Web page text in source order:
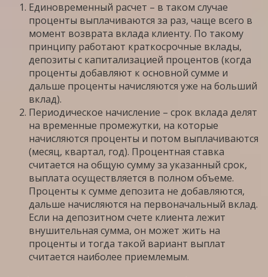
Единовременный расчет – в таком случае
проценты выплачиваются за раз, чаще всего в
момент возврата вклада клиенту. По такому
принципу работают краткосрочные вклады,
депозиты с капитализацией процентов (когда
проценты добавляют к основной сумме и
дальше проценты начисляются уже на больший
вклад).
Периодическое начисление – срок вклада делят
на временные промежутки, на которые
начисляются проценты и потом выплачиваются
(месяц, квартал, год). Процентная ставка
считается на общую сумму за указанный срок,
выплата осуществляется в полном объеме.
Проценты к сумме депозита не добавляются,
дальше начисляются на первоначальный вклад.
Если на депозитном счете клиента лежит
внушительная сумма, он может жить на
проценты и тогда такой вариант выплат
считается наиболее приемлемым.